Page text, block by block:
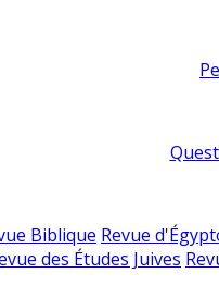
Biblique Revue
des Études Juives